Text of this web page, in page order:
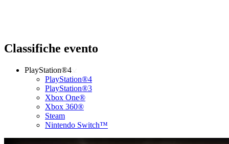
Classifiche evento
PlayStation®4
PlayStation®4
PlayStation®3
Xbox One®
Xbox 360®
Steam
Nintendo Switch™